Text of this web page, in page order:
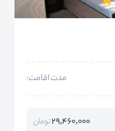
مدت اقامت:
29,460,000تومان